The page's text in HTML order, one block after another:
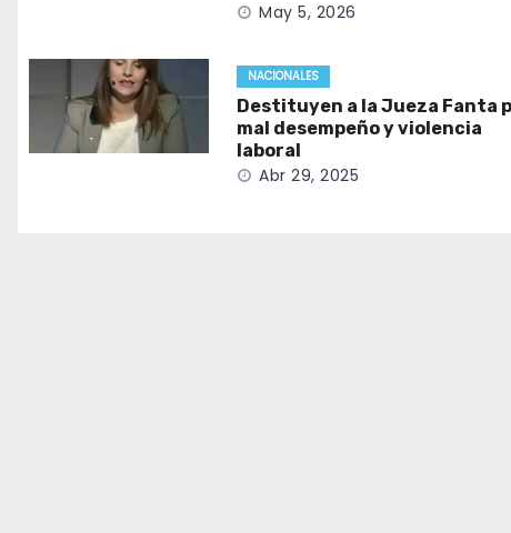
May 5, 2026
NACIONALES
Destituyen a la Jueza Fanta
mal desempeño y violencia
laboral
Abr 29, 2025